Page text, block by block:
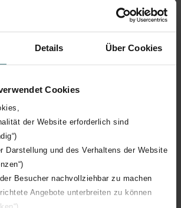
Details Über Cookies
Cookies
der Website erforderlich sind
Darstellung und des Verhaltens der Website
Besucher nachvollziehbar zu machen
Angebote unterbreiten zu können
Set – Zehnder ComfoAir
Original
der Raumluft und zum Schutz vor
zu finden in:ComfoAir 350 ,ComfoBox
ComfoD 550
in der Regel innerhalb von 2-5 Arbeitstagen
EUR
inkl. MwSt.